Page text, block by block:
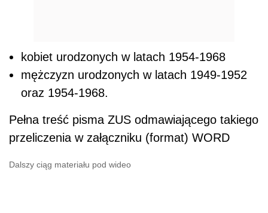
kobiet urodzonych w latach 1954-1968
mężczyzn urodzonych w latach 1949-1952
oraz 1954-1968.
Pełna treść pisma ZUS odmawiającego takiego
przeliczenia w załączniku (format) WORD
Dalszy ciąg materiału pod wideo